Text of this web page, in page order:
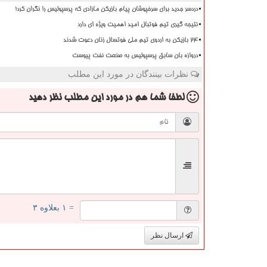
دردسر جدید برای سرخپوشان پیام بازیکن مازادی که پرسپولیس را نگران کرد!
نتیجه گیری تیم فوتبال امید اهمیت ویژه ای دارد
۲۴ بازیکن به اردوی تیم ملی فوتسال زنان دعوت شدند
دروازه بان سابق پرسپولیس به صنعت نفت پیوست
نظرات بینندگان در مورد این مطلب
لطفا شما همدر مورد این مطلب نظر دهید
= ۱ بعلاوه ۳
ارسال نظر